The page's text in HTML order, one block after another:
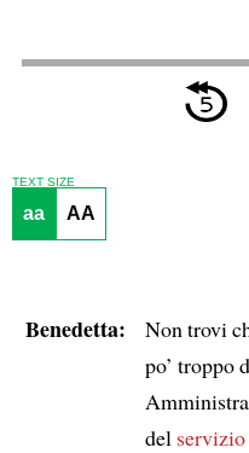
TEXT SIZE
aa AA
Benedetta: Non trovi
po’ troppo
del